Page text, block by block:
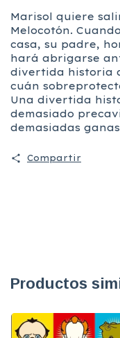
Marisol quiere
Melocotón.
casa, su padre,
hará abrigarse
divertida historia
cuán
Una divertida
demasiado
demasiadas
Compartir
Productos